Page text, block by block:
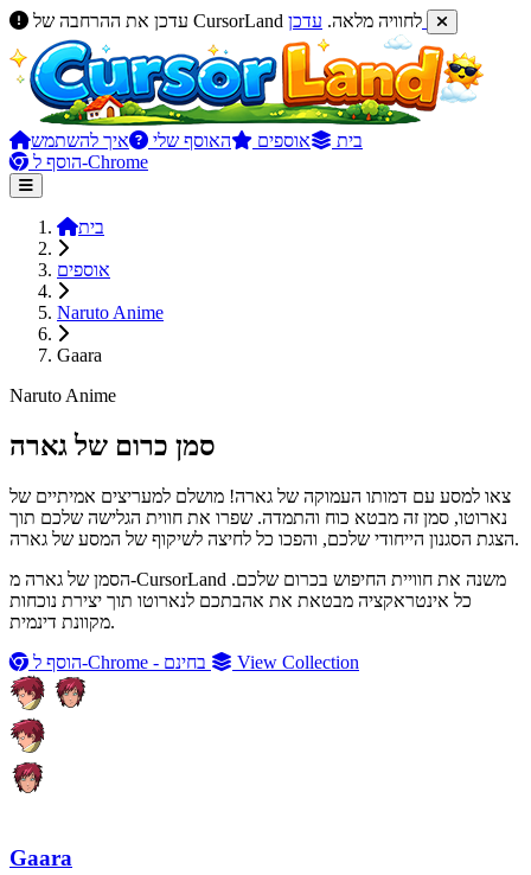
עדכן את ההרחבה של CursorLand לחוויה מלאה.
בית אוספים האוסף שלי
איך להשתמש
הוסף ל-Chrome
בית
אוספים
Naruto Anime
Gaara
Naruto Anime
סמן כרום של גארה
צאו למסע עם דמותו העמוקה של גארה! מושלם למעריצים אמיתיים של
נארוטו, סמן זה מבטא כוח והתמדה. שפרו את חווית הגלישה שלכם תוך
הצגת הסגנון הייחודי שלכם, והפכו כל לחיצה לשיקוף של המסע של גארה.
הסמן של גארה מ-CursorLand משנה את חוויית החיפוש בכרום שלכם.
כל אינטראקציה מבטאת את אהבתכם לנארוטו תוך יצירת נוכחות
מקוונת דינמית.
View Collection
Gaara